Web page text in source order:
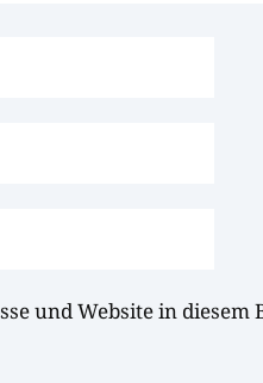
und Website in